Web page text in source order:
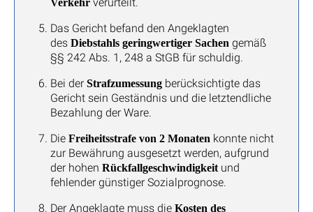
Verkehr
Das Gericht befand den Angeklagten
des Diebstahls geringwertiger Sachengemäß
§§ 242 Abs. 1, 248 a StGB für schuldig.
Bei der Strafzumessungberücksichtigte das
Gericht sein Geständnis und die letztendliche
Bezahlung der Ware.
Die Freiheitsstrafe von 2 Monatenkonnte nicht
zur Bewährung ausgesetzt werden, aufgrund
der hohen Rückfallgeschwindigkeitund
fehlender günstiger Sozialprognose.
Der Angeklagte muss die Kosten des